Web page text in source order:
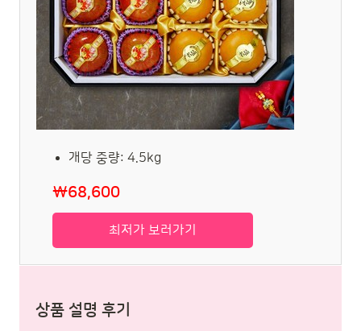
개당 중량: 4.5kg
₩68,600
최저가 보러가기
상품 설명 후기